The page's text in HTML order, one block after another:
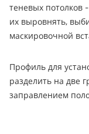
теневых потолков
их выровнять,
маскировочной
Профиль для
разделить на две
заправлением